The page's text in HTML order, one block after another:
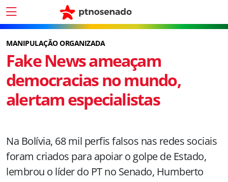
MANIPULAÇÃO ORGANIZADA
Fake News ameaçam
democracias no mundo,
alertam especialistas
Na Bolívia, 68 mil perfis falsos nas redes sociais
foram criados para apoiar o golpe de Estado,
lembrou o líder do PT no Senado, Humberto